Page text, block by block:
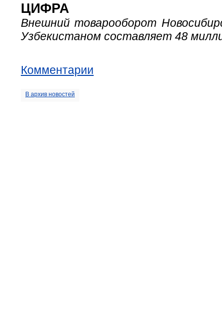
ЦИФРА
Внешний товарооборот
Узбекистаном составляет 48
Комментарии
В архив новостей